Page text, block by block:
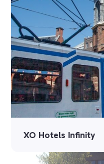
XO Hotels Infinity